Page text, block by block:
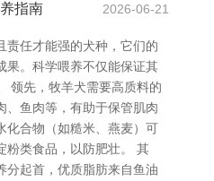
指南 2026-06-21
责任才能强的犬种，它们的
果。科学喂养不仅能保证其
领先，牧羊犬需要高质料的
、鱼肉等，有助于保管肌肉
化合物（如糙米、燕麦）可
粉类食品，以防肥壮。 其
分起首，优质脂肪来自鱼油